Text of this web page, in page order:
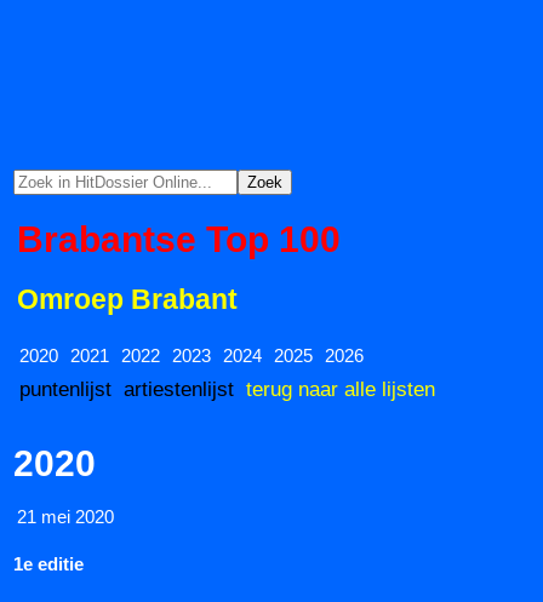
Brabantse Top 100
Omroep Brabant
2020 2021 2022 2023 2024 2025 2026
puntenlijst artiestenlijst terug naar alle lijsten
2020
21 mei 2020
1e editie